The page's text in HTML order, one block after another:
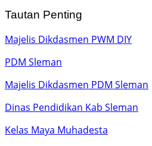
Tautan Penting
Majelis Dikdasmen PWM DIY
PDM Sleman
Majelis Dikdasmen PDM Sleman
Dinas Pendidikan Kab Sleman
Kelas Maya Muhadesta